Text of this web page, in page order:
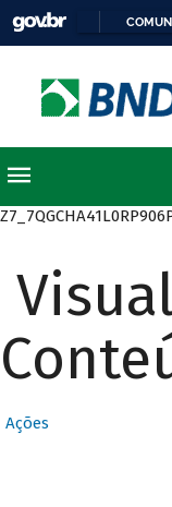
Ações